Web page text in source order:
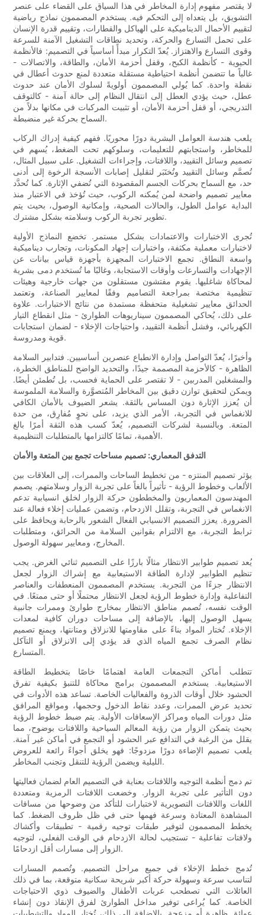
لا يقتصر مفهوم إدارة المخاطر في هذا السياق على القضاء على عنصر
التشويق، بل يتعداه إلى التحكم فيه. يستخدم المصممون نماذج رياضية
لتقييم الأحمال الديناميكية على الهياكل والقطارات، وتقييم قدرة الإنسان
على تحمل التسارع والحركة، وتحديد نطاقات التشغيل الآمنة للسرعة
وقوى التسارع والاهتزاز. يُعدّ التكرار مبدأً أساسياً في التصميم: فالأنظمة
الحيوية - كأنظمة الكبح، وقفل أحزمة الأمان، والطاقة، والاتصالات -
غالباً ما تتضمن أنظمة احتياطية مستقلة متعددة لمنع حدوث أعطال في
نقطة واحدة. كما يُولي المصممون أولويةً لسلوك الأمان عند حدوث
عطل، حيث يؤدي العطل إلى انتقال النظام إلى حالة آمنة - كالتوقف
التدريجي، أو قفل أحزمة الأمان، أو تثبيت المركبات في مكانها بدلاً من
السماح بحركة غير منضبطة.
يلعب هندسة العوامل البشرية دورًا محوريًا. ففهم كيفية إدراك الركاب
للمخاطر، واستجابتهم للتعليمات، وسلوكهم تحت الضغط، يُسهم في
تصميم وسائل التقييد، واللافتات، وإجراءات التشغيل. على سبيل المثال،
تُصمَّم وسائل التقييد وتُختَبَر لتقليل إصابات الأنسجة الرخوة إلى أدنى
حد، مع السماح بحركات الجسم المقصودة التي تُضفي الإثارة. كما تُحدَّد
معايير تصميم واضحة لمن يُمكنه الركوب، حيث تُؤخذ في الاعتبار منذ
البداية عوامل الطول، والحالات الصحية، وإمكانية الوصول، بحيث يتم
تطوير تجربة الركوب وسلامته بشكل مشترك.
تُجرى الاختبارات والاعتمادات بشكل مستمر. تخضع النماذج الأولية
لاختبارات معملية مكثفة، واختبارات إجهاد المكونات، وتجارب ديناميكية
واسعة النطاق. تجمع الاختبارات المجهزة بأجهزة قياس بيانات عن
الإجهادات والتسارعات وأوقات الاستجابة، وغالبًا ما تُستخدم دمى بشرية
لمحاكاة شاغليها. يقوم مفتشون مستقلون من جهات خارجية وهيئات
تنظيمية مختصة بمراجعة التصاميم وفقًا لمعايير الصناعة، وتعتمد
الحدائق معايير تشغيلية متحفظة مستمدة من نتائج الاختبارات. علاوة
على ذلك، يُحاكي المصممون سيناريوهات الطوارئ - مثل انقطاع التيار
الكهربائي، وفشل أنظمة التقييد، واحتياجات الإخلاء - لضمان استجابات
قوية ومدروسة.
وأخيرًا، يُعدّ التواصل وإدارة الانطباع عنصرين أساسيين. فتدابير السلامة
الظاهرة - كالأحزمة المصممة جيدًا، والتحديد الواضح للمناطق الخطرة،
والمشغلين المدربين - لا تقتصر على الحماية فحسب، بل تُطمئن أيضًا.
ويمكن لتحقيق توازن دقيق بين المخاطر المُتصوَّرة والسلامة الملموسة
أن يُعزز الإثارة دون المساس بالثقة. يشعر الضيوف بالأمان الكافي
للانغماس في التجربة، الأمر الذي يزيد، على نحوٍ مُفارِق، من حدة
المتعة. وبالنسبة لشركات التصميم، يُعدّ كسب هذه الثقة أمرًا بالغ
الأهمية، تمامًا كالتزامها بالمتطلبات التنظيمية.
التدفق المعماري: تصميم مساحات تجمع بين المتعة والأمان
يؤثر تصميم المنتزه - من تخطيط الساحات والممرات، إلى العلاقات بين
الألعاب وخطوط الرؤية - تأثيراً بالغاً على تجربة الزوار وسلامتهم. يصمم
المهندسون المعماريون والمخططون حركة الزوار لخلق انسيابية تدعم
الانغماس في التجربة، وتقلل الازدحام، وتضمن عمليات إخلاء فعالة عند
الضرورة. يعزز التصميم الانسيابي الفعال الشعور بالرحابة ويحافظ على
ترابط التجربة، مع الالتزام بقوانين السلامة من الحرائق، ومتطلبات
المخارج، ومعايير سهولة الوصول.
يُعد تصميم طوابير الانتظار مثالًا بارزًا على التصميم ثنائي الغرض. يجب
تنظيم الطوابير لإدارة الطاقة الاستيعابية مع إشراك الزوار لجعل
الانتظار جزءًا من التجربة. يستخدم المصممون المنعطفات والعناصر
التفاعلية وإدارة خطوط الرؤية لجعل الانتظار محتملًا أو حتى ممتعًا. في
الوقت نفسه، تُصمم مناطق الانتظار بمخارج طوارئ وممرات جانبية
يسهل الوصول إليها، بالإضافة إلى مساحات دوران كافية لمعدات
الإخلاء. تُختار المواد بناءً على مقاومتها للانزلاق ومتانتها، ويمنع تصميم
نظام الصرف تجمع المياه الذي قد يؤدي إلى الانزلاق أو التآكل
المتسارع.
تتطلب أماكن التجمعات العامة اهتمامًا خاصًا بتخطيط الطاقة
الاستيعابية. يستخدم المصممون برامج محاكاة للتنبؤ بكيفية تفرق
الحشود خلال أوقات الذروة والفعاليات الخاصة. تساعد هذه الأدوات في
تحديد عرض الممرات، وعدد نقاط الدخول وحجمها، ومواقع المرافق
مثل دورات المياه ومراكز الإسعافات الأولية. يتم ضبط خطوط الرؤية
بحيث يتمكن الزوار من رؤية المعالم السياحية واللافتات بوضوح، مما
يقلل من الرغبة في التدافع عبر الحشود أو التجمع في أماكن غير آمنة.
يلعب تصميم الإضاءة دورًا مزدوجًا: فهو يخلق أجواءً رائعة للعروض
الليلية ويضمن الرؤية للتنقل وتجنب المخاطر.
تم دمج أنظمة التوجيه واللافتات بعناية في التصميم العام لضمان فعاليتها
دون التأثير على تجربة الزوار. وخضعت اللافتات الرمزية ومتعددة
اللغات واللافتات التصويرية لاختبارات للتأكد من وضوحها من مسافات
المشاهدة المعتادة وسرعة فهمها حتى في ظل ظروف الضغط. كما
يخطط المصممون لتوفير طبقات توجيه رقمية - تطبيقات وأكشاك
ولافتات تفاعلية - تستجيب لحالة الازدحام في الوقت الفعلي، لتوجيه
الزوار إلى مسارات أقل ازدحامًا.
تُدمج خطط الإخلاء في جميع مراحل التصميم. وتُصمم المسارات
لتناسب سرعة وسهولة حركة أكبر شريحة سكانية متوقعة، بما في ذلك
العائلات التي تصطحب عربات الأطفال والضيوف ذوي الاحتياجات
الخاصة. كما يُراعى توفير مداخل الطوارئ لفرق الإنقاذ دون إنشاء